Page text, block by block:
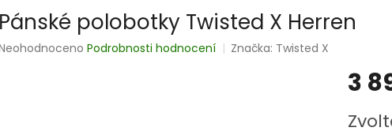
Pánské polobotky Twisted X Herren
Podrobnosti hodnocení Značka: Twisted X
3
cena: